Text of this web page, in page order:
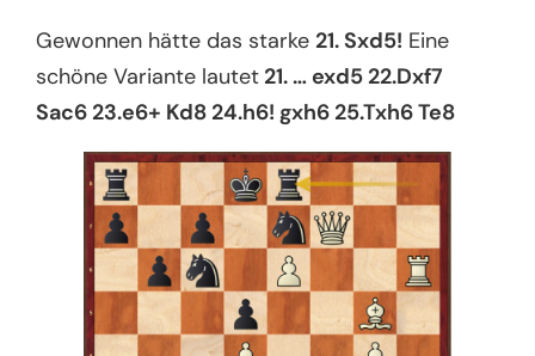
Gewonnen hätte das starke 21. Sxd5! Eine
schöne Variante lautet 21. … exd5 22.Dxf7
Sac6 23.e6+ Kd8 24.h6! gxh6 25.Txh6 Te8